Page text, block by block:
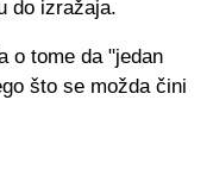
do izražaja.
o tome da "jedan
što se možda čini